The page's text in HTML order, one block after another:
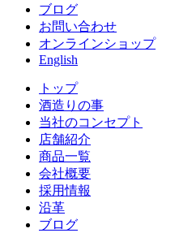
ブログ
お問い合わせ
オンラインショップ
English
トップ
酒造りの事
当社のコンセプト
店舗紹介
商品一覧
会社概要
採用情報
沿革
ブログ